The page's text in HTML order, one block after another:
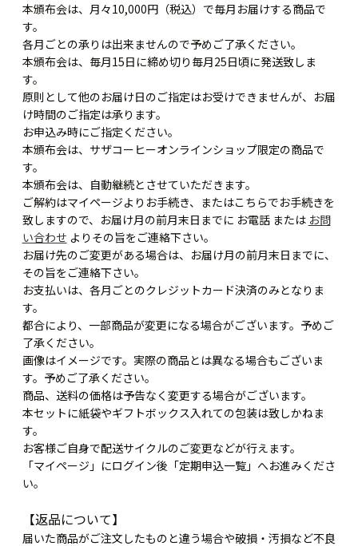
本頒布会は、月々10,000円（税込）で毎月お届けする商品で
す。
各月ごとの承りは出来ませんので予めご了承ください。
本頒布会は、毎月15日に締め切り毎月25日頃に発送致しま
す。
原則として他のお届け日のご指定はお受けできませんが、お届
け時間のご指定は承ります。
お申込み時にご指定ください。
本頒布会は、サザコーヒーオンラインショップ限定の商品で
す。
本頒布会は、自動継続とさせていただきます。
ご解約はマイページよりお手続き、またはこちらでお手続きを
致しますので、お届け月の前月末日までに お電話 または お問
い合わせ よりその旨をご連絡下さい。
お届け先のご変更がある場合は、お届け月の前月末日までに、
その旨をご連絡下さい。
お支払いは、各月ごとのクレジットカード決済のみとなりま
す。
都合により、一部商品が変更になる場合がございます。予めご
了承ください。
画像はイメージです。実際の商品とは異なる場合もございま
す。予めご了承ください。
商品、送料の価格は予告なく変更する場合がございます。
本セットに紙袋やギフトボックス入れての包装は致しかねま
す。
お客様ご自身で配送サイクルのご変更などが行えます。
「マイページ」にログイン後「定期申込一覧」へお進みくださ
い。
【返品について】
届いた商品がご注文したものと違う場合や破損・汚損など不良